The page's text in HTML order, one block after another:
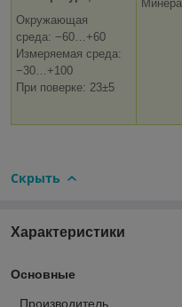
Окружающая
среда: −60…+60
Измеряемая среда:
−30…+100
При поверке: 23±5
Скрыть
Характеристики
Основные
Производитель